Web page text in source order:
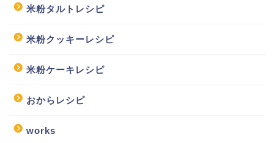
米粉タルトレシピ
米粉クッキーレシピ
米粉ケーキレシピ
おからレシピ
works